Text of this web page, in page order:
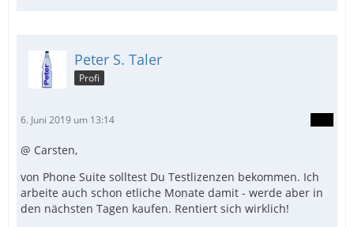
Peter S. Taler
Profi
6. Juni 2019 um 13:14
@ Carsten,
von Phone Suite solltest Du Testlizenzen bekommen. Ich
arbeite auch schon etliche Monate damit - werde aber in
den nächsten Tagen kaufen. Rentiert sich wirklich!